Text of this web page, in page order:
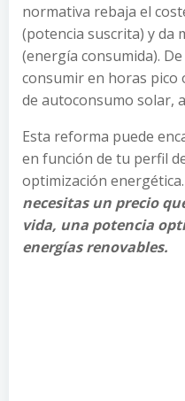
normativa rebaja el
(potencia suscrita) y da
(energía consumida).
consumir en horas pico
de autoconsumo solar,
Esta reforma puede
en función de tu perfil
optimización energética.
necesitas un precio
vida, una potencia
energías renovables.